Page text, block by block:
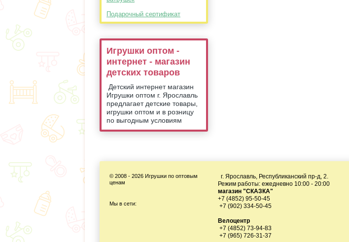
Подарочный сертификат
Игрушки оптом -
интернет - магазин
детских товаров
Детский интернет магазин
Игрушки оптом г. Ярославль
предлагает детские товары,
игрушки оптом и в розницу
по выгодным условиям
© 2008 - 2026 Игрушки по оптовым
ценам
Мы в сети:
г. Ярославль, Республиканский пр-д, 2.
Режим работы: ежедневно 10:00 - 20:00
магазин "СКАЗКА"
+7 (4852) 95-50-45
+7 (902) 334-50-45
Велоцентр
+7 (4852) 73-94-83
+7 (965) 726-31-37